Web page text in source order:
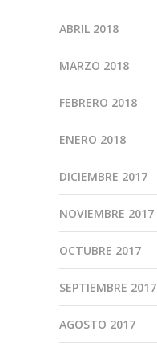
ABRIL 2018
MARZO 2018
FEBRERO 2018
ENERO 2018
DICIEMBRE 2017
NOVIEMBRE 2017
OCTUBRE 2017
SEPTIEMBRE 2017
AGOSTO 2017